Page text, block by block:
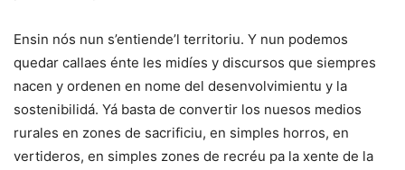
Ensin nós nun s’entiende’l territoriu. Y nun podemos
quedar callaes énte les midíes y discursos que siempres
nacen y ordenen en nome del desenvolvimientu y la
sostenibilidá. Yá basta de convertir los nuesos medios
rurales en zones de sacrificiu, en simples horros, en
vertideros, en simples zones de recréu pa la xente de la